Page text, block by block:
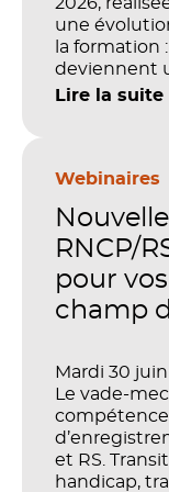
une
la formation
deviennent
performance
stratégique.
productivité
Lire la suite
Webinaires
RNCP/
pour
champ
Mardi 30 juin
Le vade-
et RS.
handicap,